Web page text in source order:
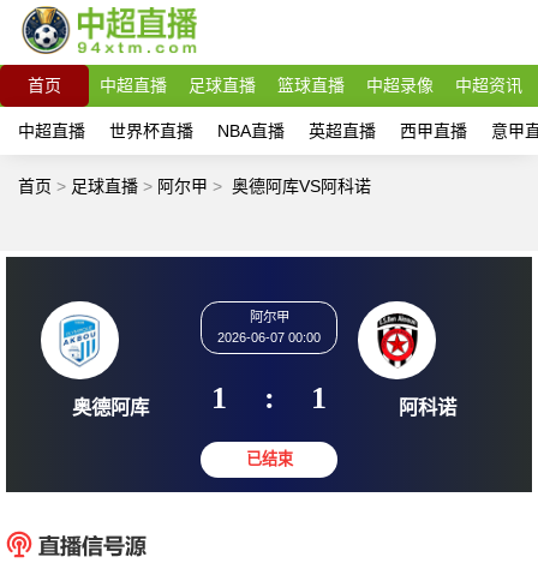
首页 中超直播 足球直播 篮球直播 中超录像 中超资讯
中超直播 世界杯直播 NBA直播 英超直播 西甲直播 意甲
首页 > 足球直播 > 阿尔甲 > 奥德阿库VS阿科诺
奥德阿库
阿尔甲
2026-06-07 00:00
1 : 1 阿